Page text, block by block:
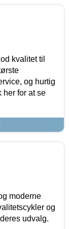
kvalitet til
og hurtig
her for at se
moderne
og
udvalg.